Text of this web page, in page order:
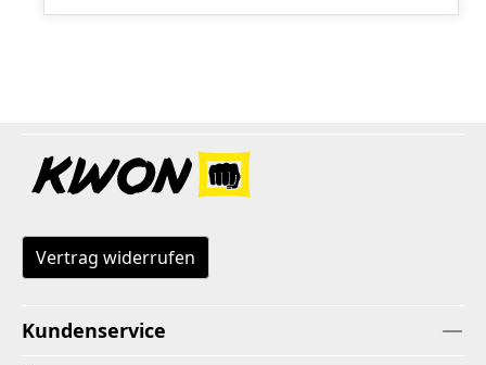
Vertrag widerrufen
Kundenservice